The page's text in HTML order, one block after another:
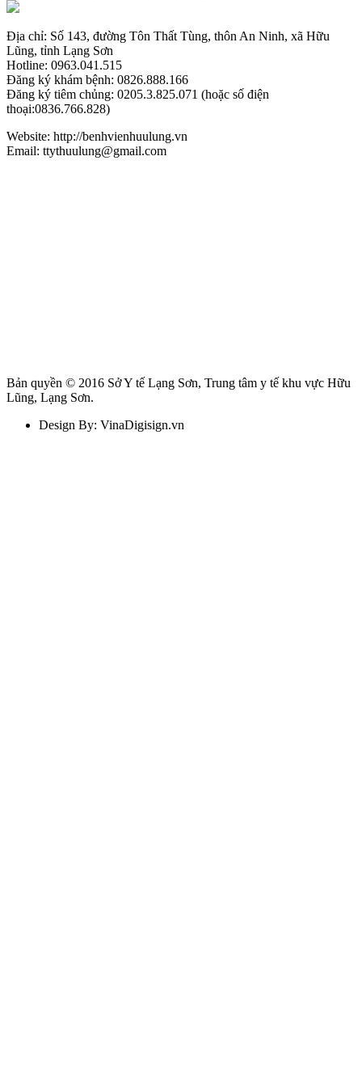
Địa chỉ: Số 143, đường Tôn Thất Tùng, thôn An Ninh, xã Hữu
Lũng, tỉnh Lạng Sơn
Hotline: 0963.041.515
Đăng ký khám bệnh: 0826.888.166
Đăng ký tiêm chủng: 0205.3.825.071 (hoặc số điện
thoại:0836.766.828)
Website: http://benhvienhuulung.vn
Email: ttythuulung@gmail.com
Bản quyền © 2016 Sở Y tế Lạng Sơn, Trung tâm y tế khu vực Hữu
Lũng, Lạng Sơn.
Design By: VinaDigisign.vn